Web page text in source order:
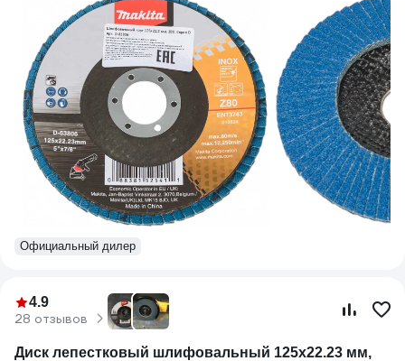
Официальный дилер
4.9
28 отзывов
Диск лепестковый шлифовальный 125x22.23 мм,